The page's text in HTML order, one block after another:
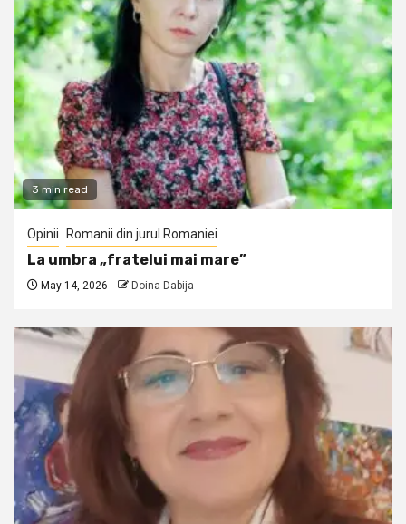
3 min read
Opinii Romanii din jurul Romaniei
La umbra „fratelui mai mare”
May 14, 2026 Doina Dabija